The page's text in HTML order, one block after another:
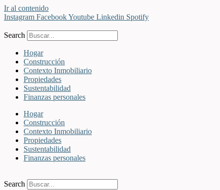
Ir al contenido
Instagram FacebookYoutube Linkedin Spotify
Search
Hogar
Construcción
Contexto Inmobiliario
Propiedades
Sustentabilidad
Finanzas personales
Hogar
Construcción
Contexto Inmobiliario
Propiedades
Sustentabilidad
Finanzas personales
Search